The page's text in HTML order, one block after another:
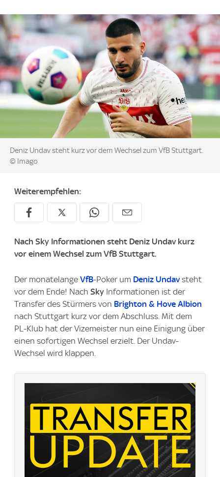
Image:
Deniz Undav steht kurz vor dem Wechsel zum VfB Stuttgart.
© Imago
Weiterempfehlen:
Nach Sky Informationen steht Deniz Undav kurz
vor einem Wechsel zum VfB Stuttgart.
Der monatelange VfB-Poker um Deniz Undavsteht
vor dem Ende! Nach Sky Informationen ist der
Transfer des Stürmers von Brighton & Hove Albion
nach Stuttgart kurz vor dem Abschluss. Mit dem
PL-Klub hat der Vizemeister nun eine Einigung über
einen sofortigen Wechsel erzielt. Der Undav-
Wechsel wird klappen.